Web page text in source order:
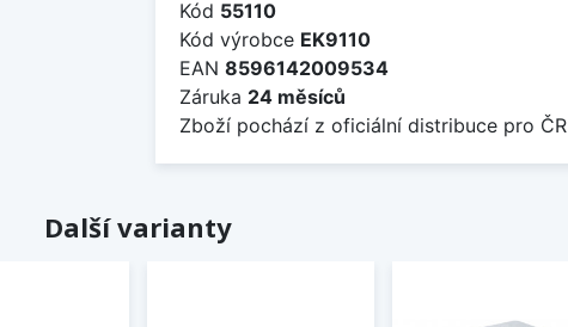
Kód 55110
Kód výrobce EK9110
EAN 8596142009534
Záruka 24 měsíců
Zboží pochází z oficiální distribuce pro ČR
Další varianty